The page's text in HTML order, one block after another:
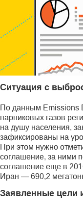
Ситуация с
По данным Emissions
парниковых газов
на душу населения,
зафиксированы на
При этом нужно
соглашение, за ними
соглашение еще в
Иран — 690,2
Заявленные цели